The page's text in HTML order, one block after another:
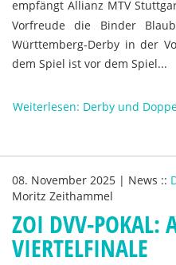
empfängt Allianz MTV
Vorfreude die Binder
Württemberg-Derby in der
dem Spiel ist vor dem Spiel...
Weiterlesen: Derby und
08. November 2025 | News ::
Moritz Zeithammel
ZOI DVV-POKAL:
VIERTELFINALE